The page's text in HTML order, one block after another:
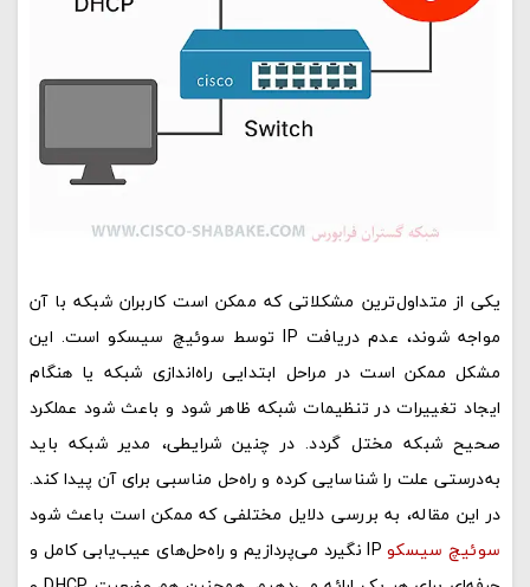
یکی از متداول‌ترین مشکلاتی که ممکن است کاربران شبکه با آن
مواجه شوند، عدم دریافت IP توسط سوئیچ سیسکو است. این
مشکل ممکن است در مراحل ابتدایی راه‌اندازی شبکه یا هنگام
ایجاد تغییرات در تنظیمات شبکه ظاهر شود و باعث شود عملکرد
صحیح شبکه مختل گردد. در چنین شرایطی، مدیر شبکه باید
به‌درستی علت را شناسایی کرده و راه‌حل مناسبی برای آن پیدا کند.
در این مقاله، به بررسی دلایل مختلفی که ممکن است باعث شود
سوئیچ سیسکو
IP نگیرد می‌پردازیم و راه‌حل‌های عیب‌یابی کامل و